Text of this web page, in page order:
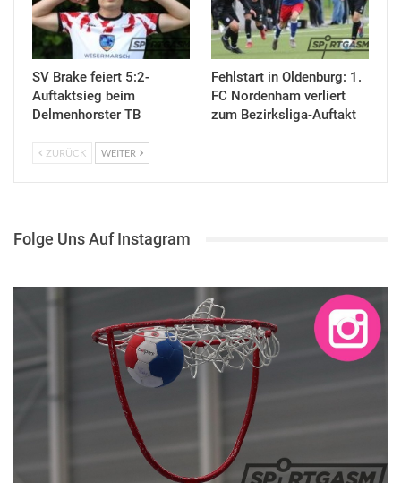
SV Brake feiert 5:2-
Auftaktsieg beim
Delmenhorster TB
Fehlstart in Oldenburg: 1.
FC Nordenham verliert
zum Bezirksliga-Auftakt
ZURÜCK WEITER
Folge Uns Auf Instagram